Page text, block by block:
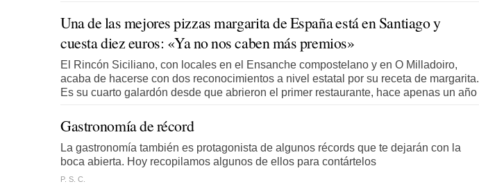
Una de las mejores pizzas margarita de España está en Santiago y
cuesta diez euros: «Ya no nos caben más premios»
El Rincón Siciliano, con locales en el Ensanche compostelano y en O Milladoiro,
acaba de hacerse con dos reconocimientos a nivel estatal por su receta de margarita.
Es su cuarto galardón desde que abrieron el primer restaurante, hace apenas un año
Gastronomía de récord
La gastronomía también es protagonista de algunos récords que te dejarán con la
boca abierta. Hoy recopilamos algunos de ellos para contártelos
P. S. C.